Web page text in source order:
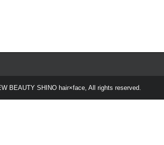
BEAUTY SHINO hair×face, All rights reserved.